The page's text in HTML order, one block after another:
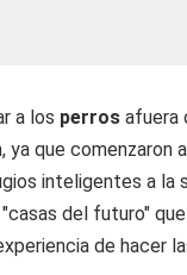
a los perros afuera
ya que comenzaron
inteligentes a la
del futuro"
de hacer